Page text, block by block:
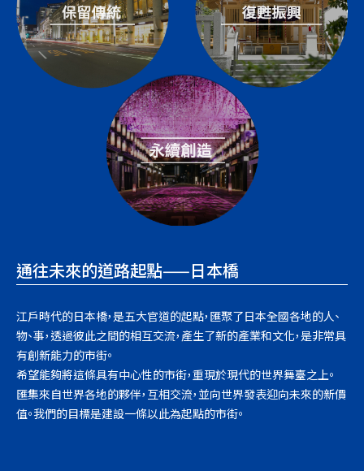
通往未來的道路起點——日本橋
江戶時代的日本橋，是五大官道的起點，匯聚了日本全國各地的人、
物、事，透過彼此之間的相互交流，產生了新的產業和文化，是非常具
有創新能力的市街。
希望能夠將這條具有中心性的市街，重現於現代的世界舞臺之上。
匯集來自世界各地的夥伴，互相交流，並向世界發表迎向未來的新價
值。我們的目標是建設一條以此為起點的市街。